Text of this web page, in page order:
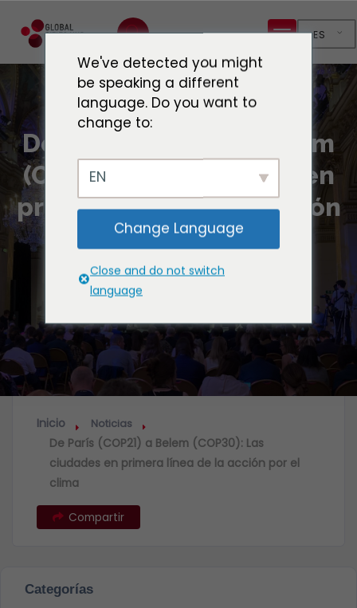
ES
De París (COP21) a Belem
(COP30): Las ciudades en
primera línea de la acción
por el clima
Inicio Noticias
De París (COP21) a Belem (COP30): Las
ciudades en primera línea de la acción por el
clima
Compartir
Categorías
We've detected you might
be speaking a different
language. Do you want to
change to:
EN
Change Language
Close and do not switch
language